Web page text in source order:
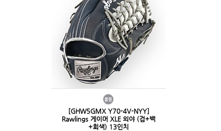
[GHW5GMX Y70-4V-NYY]
Rawlings 게이머 XLE 외야 (검+백
+회색) 13인치